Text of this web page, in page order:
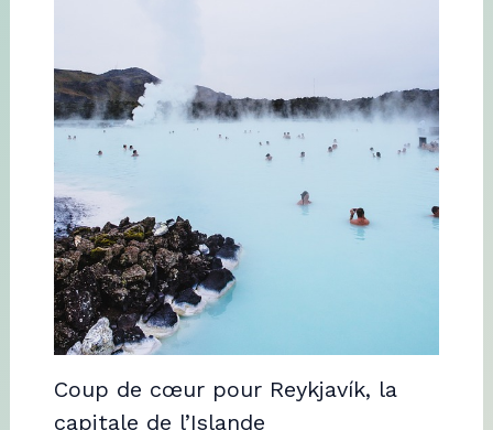
Coup de cœur pour Reykjavík, la
capitale de l’Islande